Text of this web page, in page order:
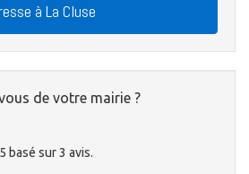
à La Cluse
de votre mairie ?
5 basé sur3 avis.